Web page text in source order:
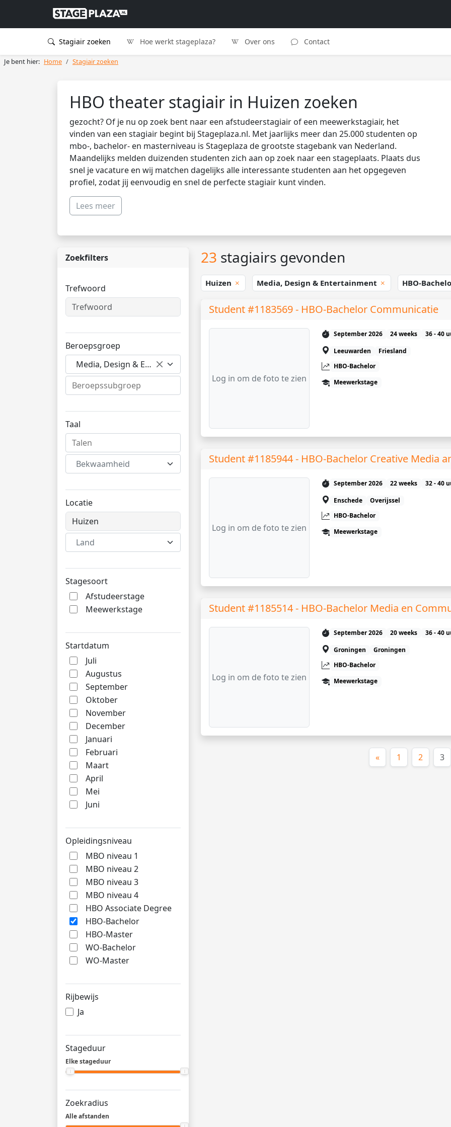
Stagiair zoeken Hoe werkt stageplaza? Over ons Contact
Je bent hier: Home Stagiair zoeken
HBO theater stagiair in Huizen zoeken
gezocht? Of je nu op zoek bent naar een afstudeerstagiair of een meewerkstagiair, het
vinden van een stagiair begint bij Stageplaza.nl. Met jaarlijks meer dan 25.000 studenten op
mbo-, bachelor- en masterniveau is Stageplaza de grootste stagebank van Nederland.
Maandelijks melden duizenden studenten zich aan op zoek naar een stageplaats. Plaats dus
snel je vacature en wij matchen dagelijks alle interessante studenten aan het opgegeven
profiel, zodat jij eenvoudig en snel de perfecte stagiair kunt vinden.
Lees meer
Zoekfilters
Trefwoord
Beroepsgroep
Media, Design & Entertainment
Taal
Bekwaamheid
Locatie
Land
Stagesoort
Afstudeerstage
Meewerkstage
Startdatum
Juli
Augustus
September
Oktober
November
December
Januari
Februari
Maart
April
Mei
Juni
Opleidingsniveau
MBO niveau 1
MBO niveau 2
MBO niveau 3
MBO niveau 4
HBO Associate Degree
HBO-Bachelor
HBO-Master
WO-Bachelor
WO-Master
Rijbewijs
Ja
Stageduur
Elke stageduur
Zoekradius
Alle afstanden
23 stagiairs gevonden
Huizen Media, Design & Entertainment HBO-
Student #1183569 - HBO-Bachelor Communicatie
Log in om de foto te zien
September 2026 24 weeks
36 - 40
Leeuwarden
Friesland
HBO-Bachelor
Meewerkstage
Student #1185944 - HBO-Bachelor Creative Media
Log in om de foto te zien
September 2026 22 weeks
32 - 40
Enschede
Overijssel
HBO-Bachelor
Meewerkstage
Student #1185514 - HBO-Bachelor Media en
Log in om de foto te zien
September 2026 20 weeks
36 - 40
Groningen
Groningen
HBO-Bachelor
Meewerkstage
« 1 2 3